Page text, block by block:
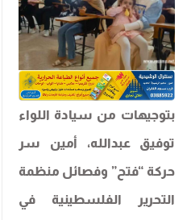
بتوجيهات من سيادة اللواء
توفيق عبدالله، أمين سر
حركة “فتح” وفصائل منظمة
التحرير الفلسطينية في